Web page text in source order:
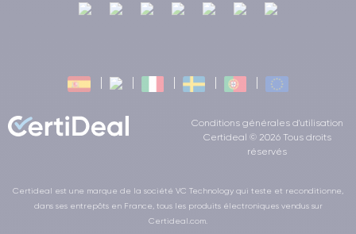
Conditions générales d'utilisation
Certideal © 2026 Tous droits
réservés
Certideal est une marque de la société VC Technology qui teste et reconditionne,
dans ses entrepôts en France, tous les produits électroniques vendus sur
Certideal.com.